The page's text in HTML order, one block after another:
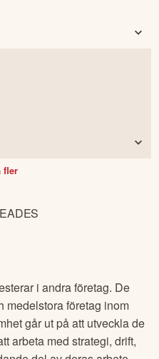
fler
i andra företag. De
medelstora företag inom
går ut på att utveckla de
arbeta med strategi, drift,